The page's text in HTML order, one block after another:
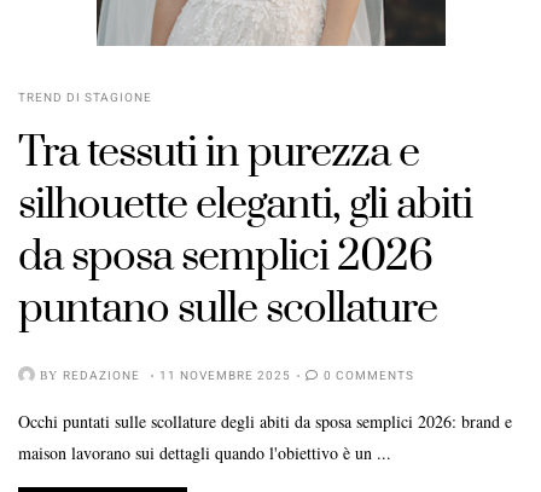
TREND DI STAGIONE
Tra tessuti in purezza e
silhouette eleganti, gli abiti
da sposa semplici 2026
puntano sulle scollature
BY REDAZIONE 11 NOVEMBRE 2025 0 COMMENTS
Occhi puntati sulle scollature degli abiti da sposa semplici 2026: brand e
maison lavorano sui dettagli quando l'obiettivo è un ...